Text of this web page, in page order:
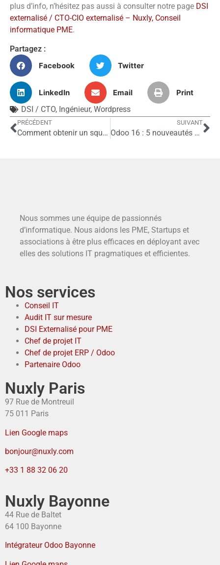
plus d’info, n’hésitez pas aussi à consulter notre page DSI
externalisé / CTO-CIO externalisé – Nuxly, Conseil
informatique PME.
Partagez :
Facebook
Twitter
LinkedIn Email
Print
DSI / CTO, Ingénieur, Wordpress
PRÉCÉDENT
Comment obtenir un squelette de module Odoo ?
SUIVANT
Odoo 16 : 5 nouveautés surprenantes !
Nous sommes une équipe de passionnés
d’informatique. Nous aidons les PME, Startups et
associations à être plus efficaces en déployant avec
elles des solutions IT pragmatiques et efficientes.
Nos services
Conseil IT
Audit IT sur mesure
DSI Externalisé pour PME
Chef de projet IT
Chef de projet ERP / Odoo
Partenaire Odoo
Nuxly Paris
97 Rue de Montreuil
75 011 Paris
Lien Google maps
bonjour@nuxly.com
+33 1 88 32 06 20
Nuxly Bayonne
44 Rue de Baltet
64 100 Bayonne
Intégrateur Odoo Bayonne